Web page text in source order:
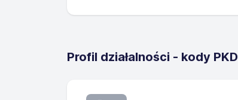
Profil działalności - kody PKD